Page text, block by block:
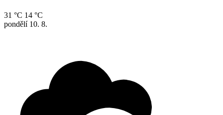
31 °C 14 °C
pondělí 10. 8.